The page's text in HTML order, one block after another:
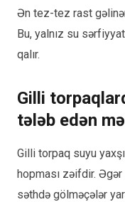
Ən tez-tez rast
Bu, yalnız su
qalır.
Gilli
tələb edən
Gilli torpaq suyu
hopması zəifdir.
səthdə gölməçələr